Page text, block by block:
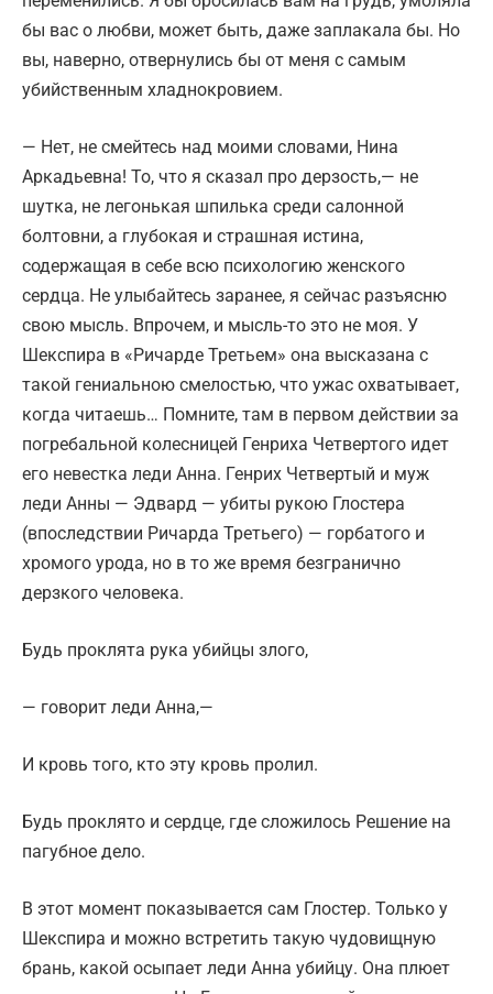
бы вас о любви, может быть, даже заплакала бы. Но
вы, наверно, отвернулись бы от меня с самым
убийственным хладнокровием.
— Нет, не смейтесь над моими словами, Нина
Аркадьевна! То, что я сказал про дерзость,— не
шутка, не легонькая шпилька среди салонной
болтовни, а глубокая и страшная истина,
содержащая в себе всю психологию женского
сердца. Не улыбайтесь заранее, я сейчас разъясню
свою мысль. Впрочем, и мысль-то это не моя. У
Шекспира в «Ричарде Третьем» она высказана с
такой гениальною смелостью, что ужас охватывает,
когда читаешь… Помните, там в первом действии за
погребальной колесницей Генриха Четвертого идет
его невестка леди Анна. Генрих Четвертый и муж
леди Анны — Эдвард — убиты рукою Глостера
(впоследствии Ричарда Третьего) — горбатого и
хромого урода, но в то же время безгранично
дерзкого человека.
Будь проклята рука убийцы злого,
— говорит леди Анна,—
И кровь того, кто эту кровь пролил.
Будь проклято и сердце, где сложилось Решение на
пагубное дело.
В этот момент показывается сам Глостер. Только у
Шекспира и можно встретить такую чудовищную
брань, какой осыпает леди Анна убийцу. Она плюет